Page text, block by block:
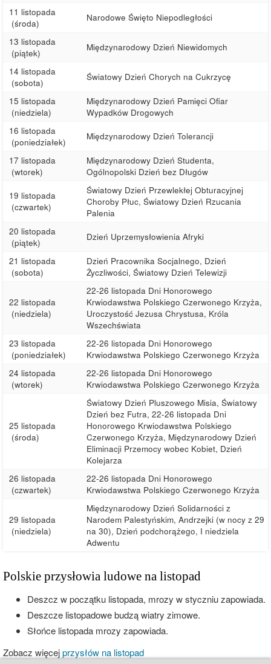
11 listopada
(środa)
Narodowe Święto Niepodległości
13 listopada
(piątek)
Międzynarodowy Dzień Niewidomych
14 listopada
(sobota)
Światowy Dzień Chorych na Cukrzycę
15 listopada
(niedziela)
Międzynarodowy Dzień Pamięci Ofiar
Wypadków Drogowych
16 listopada
(poniedziałek)
Międzynarodowy Dzień Tolerancji
17 listopada
(wtorek)
Międzynarodowy Dzień Studenta,
Ogólnopolski Dzień bez Długów
19 listopada
(czwartek)
Światowy Dzień Przewlekłej Obturacyjnej
Choroby Płuc, Światowy Dzień Rzucania
Palenia
20 listopada
(piątek)
Dzień Uprzemysłowienia Afryki
21 listopada
(sobota)
Dzień Pracownika Socjalnego, Dzień
Życzliwości, Światowy Dzień Telewizji
22 listopada
(niedziela)
22-26 listopada Dni Honorowego
Krwiodawstwa Polskiego Czerwonego Krzyża,
Uroczystość Jezusa Chrystusa, Króla
Wszechświata
23 listopada
(poniedziałek)
22-26 listopada Dni Honorowego
Krwiodawstwa Polskiego Czerwonego Krzyża
24 listopada
(wtorek)
22-26 listopada Dni Honorowego
Krwiodawstwa Polskiego Czerwonego Krzyża
25 listopada
(środa)
Światowy Dzień Pluszowego Misia, Światowy
Dzień bez Futra, 22-26 listopada Dni
Honorowego Krwiodawstwa Polskiego
Czerwonego Krzyża, Międzynarodowy Dzień
Eliminacji Przemocy wobec Kobiet, Dzień
Kolejarza
26 listopada
(czwartek)
22-26 listopada Dni Honorowego
Krwiodawstwa Polskiego Czerwonego Krzyża
29 listopada
(niedziela)
Międzynarodowy Dzień Solidarności z
Narodem Palestyńskim, Andrzejki (w nocy z 29
na 30), Dzień podchorążego, I niedziela
Adwentu
Polskie przysłowia ludowe na listopad
Deszcz w początku listopada, mrozy w styczniu zapowiada.
Deszcze listopadowe budzą wiatry zimowe.
Słońce listopada mrozy zapowiada.
Zobacz więcejprzysłów na listopad